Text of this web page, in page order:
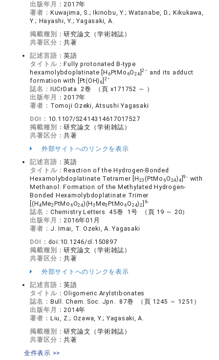
出版年月：2017年
著者： Kuwajima, S.; Ikinobu, Y.; Watanabe, D.; Kikukawa,
Y.; Hayashi, Y.; Yagasaki, A.
掲載種別：研究論文（学術雑誌）
共著区分：共著
記述言語：英語
タイトル：Fully protonated B-type
hexamolybdoplatinate [H 6PtMo 6O24 ]2− and its adduct
formation with [Pt(OH) 6
2−
誌名： IUCrData 2巻 （頁 x171752 ～ ）
出版年月：2017年
著者： Tomoji Ozeki, Atsushi Yagasaki
DOI： 10.1107/S2414314617017527
掲載種別：研究論文（学術雑誌）
共著区分：共著
外部サイトへのリンクを表示
記述言語：英語
タイトル：Reaction of the Hydrogen-Bonded
Hexamolybdoplatinate Tetramer [H23(PtMo 6O24)4 ]9- with
Methanol: Formation of the Methylated Hydrogen-
Bonded Hexamolybdoplatinate Trimer
[(H4Me2PtMo 6O24)(H3Me3PtMo 6O24)2
6-
誌名： Chemistry Letters 45巻 1号 （頁 19 ～ 20）
出版年月：2016年01月
著者： J. Imai, T. Ozeki, A. Yagasaki
DOI： doi:10.1246/cl.150897
掲載種別：研究論文（学術雑誌）
共著区分：共著
外部サイトへのリンクを表示
記述言語：英語
タイトル：Oligomeric Arylstibonates
誌名： Bull. Chem. Soc. Jpn. 87巻 （頁 1245 ～ 1251）
出版年月：2014年
著者： Liu, Z.; Ozawa, Y.; Yagasaki, A.
掲載種別：研究論文（学術雑誌）
共著区分：共著
全件表示 >>